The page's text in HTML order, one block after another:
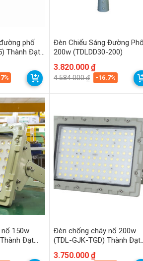
phố
Thành Đạt
Đèn Chiếu Sáng Đường
200w (TDLDD30-200)
4.584.000₫
Giá
gốc
là:
3.820.000 ₫
Giá
hiện
tại
3.820.000 ₫.
-16.7%
150w
Đạt
Đèn chống cháy nổ 200w
(TDL-GJK-TGD) Thành Đạt
Giá
3.750.000 ₫
Giá